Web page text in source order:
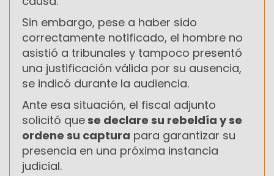
Sin embargo, pese a haber sido
correctamente notificado, el hombre no
asistió a tribunales y tampoco presentó
una justificación válida por su ausencia,
se indicó durante la audiencia.
Ante esa situación, el fiscal adjunto
solicitó quese declare su rebeldía y se
ordene su captura para garantizar su
presencia en una próxima instancia
judicial.